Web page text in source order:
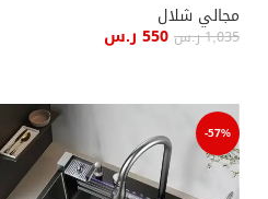
مجالي شلال
1,035ر.س 550 ر.س
-57%